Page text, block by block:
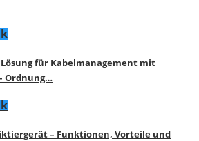
für Kabelmanagement mit
Ordnung…
– Funktionen, Vorteile und